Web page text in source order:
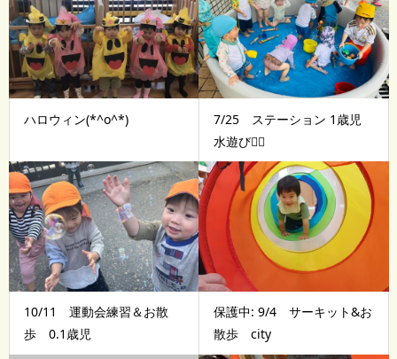
ハロウィン(*^o^*)
7/25 ステーション 1歳児
水遊び🏊‍♂️
10/11 運動会練習＆お散
歩 0.1歳児
保護中: 9/4 サーキット&お
散歩 city